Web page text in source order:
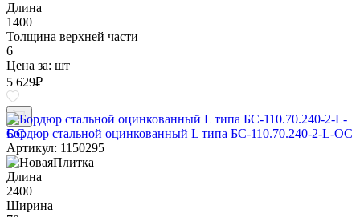
Длина
1400
Толщина верхней части
6
Цена за: шт
5 629₽
Бордюр стальной оцинкованный L типа БС-110.70.240-2-L-ОС
Артикул: 1150295
Длина
2400
Ширина